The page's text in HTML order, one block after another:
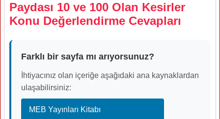
Paydası 10 ve 100 Olan Kesirler
Konu Değerlendirme Cevapları
Farklı bir sayfa mı arıyorsunuz?
İhtiyacınız olan içeriğe aşağıdaki ana kaynaklardan
ulaşabilirsiniz:
MEB Yayınları Kitabı